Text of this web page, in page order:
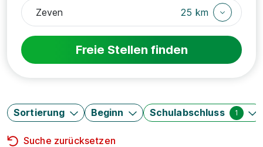
25 km
Freie Stellen finden
Sortierung Beginn Schulabschluss 1
Suche zurücksetzen